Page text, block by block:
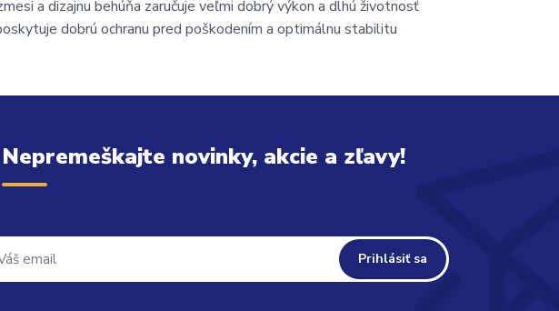
a dizajnu behúňa zaručuje veľmi dobrý výkon a dlhú životnosť
dobrú ochranu pred poškodením a optimálnu stabilitu
Nepremeškajte novinky, akcie a zľavy!
Prihlásiť sa